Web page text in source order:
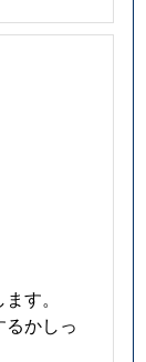
Ｒ・六甲ライ
Ｒ・六甲ライ
神)
す。
かしっ